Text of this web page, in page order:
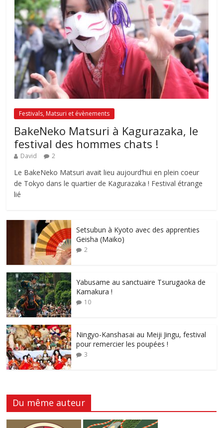
Festivals, Matsuri et évènements
BakeNeko Matsuri à Kagurazaka, le
festival des hommes chats !
David 2
Le BakeNeko Matsuri avait lieu aujourd’hui en plein coeur
de Tokyo dans le quartier de Kagurazaka ! Festival étrange
lié
Setsubun à Kyoto avec des apprenties
Geisha (Maiko)
2
Yabusame au sanctuaire Tsurugaoka de
Kamakura !
10
Ningyo-Kanshasai au Meiji Jingu, festival
pour remercier les poupées !
3
Du même auteur